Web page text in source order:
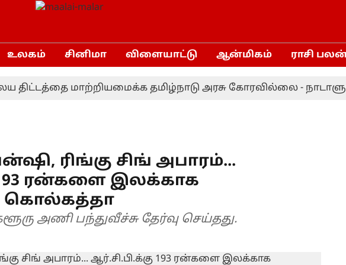
உலகம் சினிமா விளையாட்டு ஆன்மிகம் ராசி
மாற்றியமைக்க தமிழ்நாடு அரசு கோரவில்லை -
ரிங்கு சிங் அபாரம்...
193 ரன்களை இலக்காக
கொல்கத்தா
அணி பந்துவீச்சு தேர்வு செய்தது.